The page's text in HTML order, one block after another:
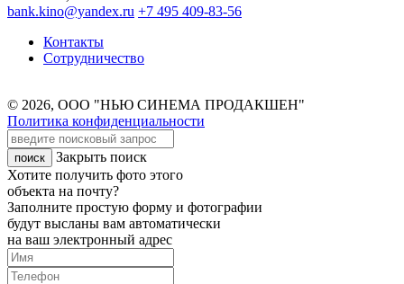
bank.kino@yandex.ru +7 495 409-83-56
Контакты
Сотрудничество
© 2026, ООО "НЬЮ СИНЕМА ПРОДАКШЕН"
Политика конфиденциальности
Закрыть поиск
Хотите получить фото этого
объекта на почту?
Заполните простую форму и фотографии
будут высланы вам автоматически
на ваш электронный адрес